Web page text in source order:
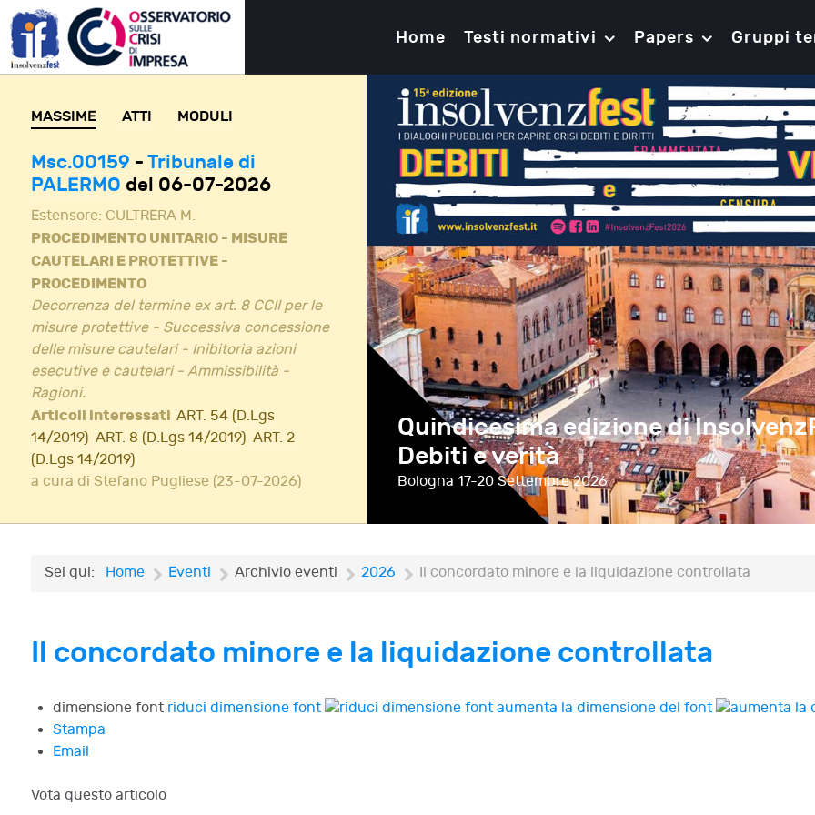
Home Testi normativi Papers Gruppi
MASSIME ATTI MODULI
Msc.00159 - Tribunale di
PALERMO del 06-07-2026
Estensore: CULTRERA M.
PROCEDIMENTO UNITARIO - MISURE
CAUTELARI E PROTETTIVE -
PROCEDIMENTO
Decorrenza del termine ex art. 8 CCII per le
misure protettive - Successiva concessione
delle misure cautelari - Inibitoria azioni
esecutive e cautelari - Ammissibilità -
Ragioni.
Articoli interessati ART. 54 (D.Lgs
14/2019) ART. 8 (D.Lgs 14/2019) ART. 2
(D.Lgs 14/2019)
a cura di Stefano Pugliese (23-07-2026)
Quindicesima edizione di
Debiti e verità
Bologna 17-20 Settembre 2026
Gli accordi di ristrutturazione dei
prospettive tra codice della crisi e
unionale
Assisi 23-24 Ottobre 2026
Sei qui: Home Eventi Archivio eventi 2026 Il concordato minore e la liquidazione controllata
Il concordato minore e la liquidazione controllata
dimensione font riduci dimensione font
aumenta la dimensione del font
Stampa
Email
Vota questo articolo